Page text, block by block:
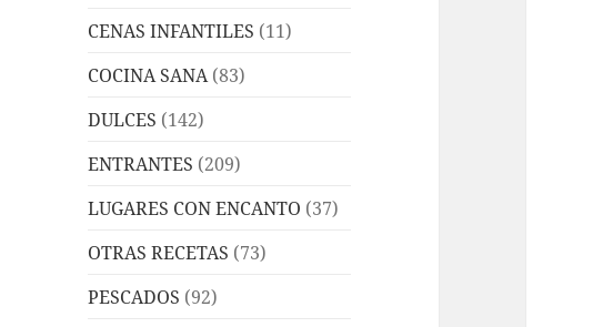
CENAS INFANTILES (11)
COCINA SANA(83)
DULCES (142)
ENTRANTES (209)
LUGARES CON ENCANTO (37)
OTRAS RECETAS (73)
PESCADOS (92)